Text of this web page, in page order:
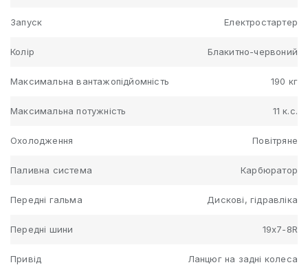
Запуск Електростартер
Колір Блакитно-червоний
Максимальна вантажопідйомність 190 кг
Максимальна потужність 11 к.с.
Охолодження Повітряне
Паливна система Карбюратор
Передні гальма Дискові, гідравліка
Передні шини 19х7-8R
Привід Ланцюг на задні колеса